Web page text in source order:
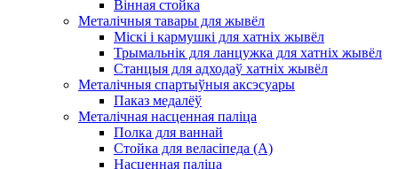
Вінная стойка
Металічныя тавары для жывёл
Міскі і кармушкі для хатніх жывёл
Трымальнік для ланцужка для хатніх жывёл
Станцыя для адходаў хатніх жывёл
Металічныя спартыўныя аксэсуары
Паказ медалёў
Металічная насценная паліца
Полка для ваннай
Стойка для веласіпеда (А)
Насценная паліца